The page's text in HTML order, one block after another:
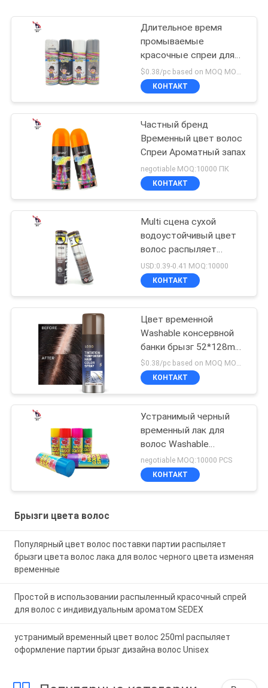
Длительное время
промываемые
красочные спреи для
волос с
индивидуальными
ароматическими
ингредиентами
$0.38/pc based on MOQ MOQ:10000pcs
КОНТАКТ
Частный бренд
Временный цвет волос
Спреи Ароматный запах
negotiable MOQ:10000 ПК
КОНТАКТ
Multi сцена сухой
водоустойчивый цвет
волос распыляет
Unisex вспотела
устойчивое
USD:0.39-0.41 MOQ:10000
КОНТАКТ
Цвет временной
Washable консервной
банки брызг 52*128mm
цвета волос голубой
$0.38/pc based on MOQ MOQ:10000pcs
КОНТАКТ
Устранимый черный
временный лак для
волос Washable
Smudgeproof краски
negotiable MOQ:10000 PCS
КОНТАКТ
Брызги цвета волос
Популярный цвет волос поставки партии распыляет
брызги цвета волос лака для волос черного цвета изменяя
временные
Простой в использовании распыленный красочный спрей
для волос с индивидуальным ароматом SEDEX
устранимый временный цвет волос 250ml распыляет
оформление партии брызг дизайна волос Unisex